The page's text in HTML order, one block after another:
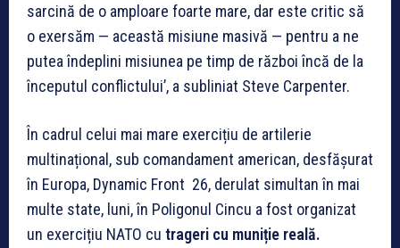
sarcină de o amploare foarte mare, dar este critic să
o exersăm — această misiune masivă — pentru a ne
putea îndeplini misiunea pe timp de război încă de la
începutul conflictului’, a subliniat Steve Carpenter.
În cadrul celui mai mare exercițiu de artilerie
multinațional, sub comandament american, desfășurat
în Europa, Dynamic Front 26, derulat simultan în mai
multe state, luni, în Poligonul Cincu a fost organizat
un exercițiu NATO cu trageri cu muniție reală.